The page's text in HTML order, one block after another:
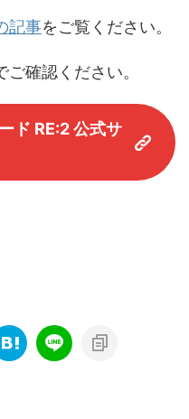
記事をご覧ください。
確認ください。
ド RE:2 公式サ